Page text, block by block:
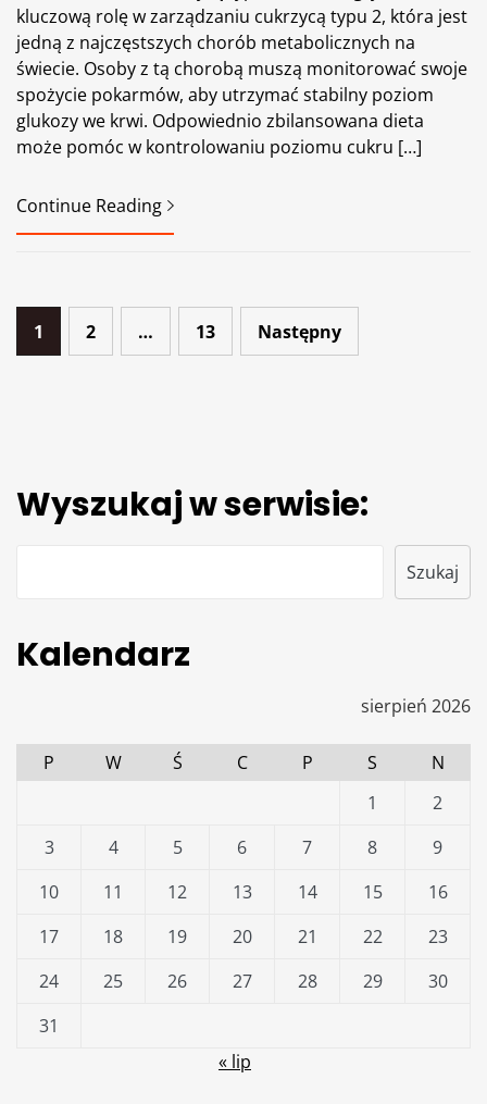
kluczową rolę w zarządzaniu cukrzycą typu 2, która jest
jedną z najczęstszych chorób metabolicznych na
świecie. Osoby z tą chorobą muszą monitorować swoje
spożycie pokarmów, aby utrzymać stabilny poziom
glukozy we krwi. Odpowiednio zbilansowana dieta
może pomóc w kontrolowaniu poziomu cukru […]
Continue Reading
Nawigacja
po
1 2 … 13 Następny
Wyszukaj w serwisie:
Szukaj
Kalendarz
sierpień 2026
P W Ś C P S
N
1
2
3
4 5 6 7 8
9
10
11 12 13 14 15
16
17
18 19 20 21 22
23
24
25 26 27 28 29
30
31
« lip